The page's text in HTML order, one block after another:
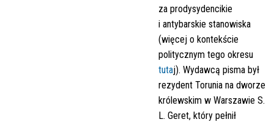
za prodysydencikie
i antybarskie stanowiska
(więcej o kontekście
politycznym tego okresu
tutaj). Wydawcą pisma był
rezydent Torunia na dworze
królewskim w Warszawie S.
L. Geret, który pełnił